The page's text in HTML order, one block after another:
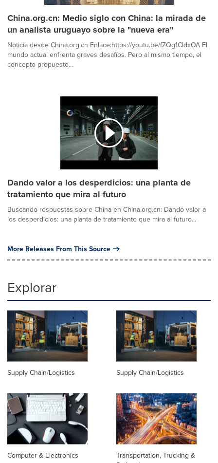
China.org.cn: Medio siglo con China: la mirada de
un analista uruguayo sobre la "nueva era"
Noticia desde China.org.cn Enlace:https://youtu.be/fZQg1CldxOA El
mundo actual enfrenta graves desafíos. Pero al mismo tiempo, el
concepto propuesto...
Dando valor a los desperdicios: una planta de
tratamiento que mira al futuro
Buscando respuestas sobre China en China.org.cn: Dando valor a
los desperdicios: una planta de tratamiento que mira al futuro...
More Releases From This Source
Explorar
Supply Chain/Logistics Supply Chain/Logistics
Computer & Electronics
Transportation, Trucking &